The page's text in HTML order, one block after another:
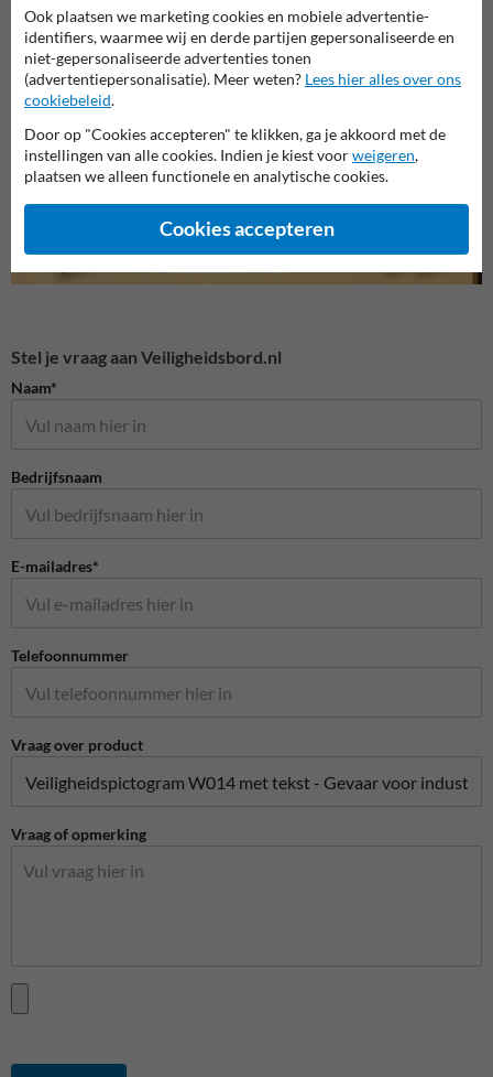
Waarschuwingspictogramme
n
Verbodspictogrammen
Veiligheidspictogrammen
Stel je vraag aan Veiligheidsbord.nl
Naam*
Bedrijfsnaam
E-mailadres*
Telefoonnummer
Vraag over product
Vraag of opmerking
Ook plaatsen we marketing cookies en mobiele advertentie-
identifiers, waarmee wij en derde partijen gepersonaliseerde en
niet-gepersonaliseerde advertenties tonen
(advertentiepersonalisatie). Meer weten? Lees hier alles over ons
cookiebeleid.
Door op "Cookies accepteren" te klikken, ga je akkoord met de
instellingen van alle cookies. Indien je kiest voorweigeren,
plaatsen we alleen functionele en analytische cookies.
Cookies accepteren